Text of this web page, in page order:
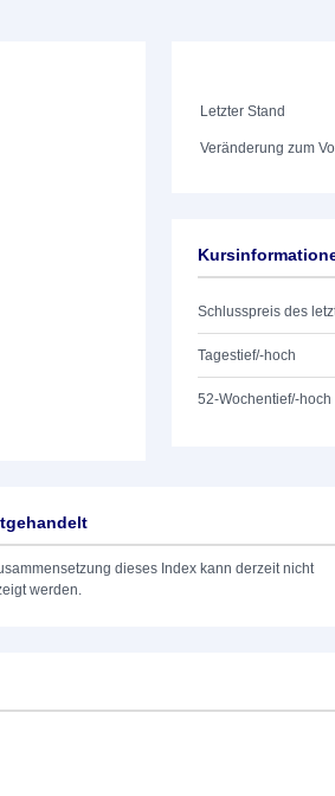
Letzter Stand
Veränderung zum
Schlusspreis des
Tagestief/-hoch
52-Wochentief/-hoch
dieses Index kann derzeit nicht
werden.